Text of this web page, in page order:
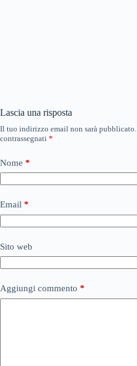
Lascia una risposta
Il tuo indirizzo email non sarà pubblicato.
contrassegnati *
Nome *
Email *
Sito web
Aggiungi commento *